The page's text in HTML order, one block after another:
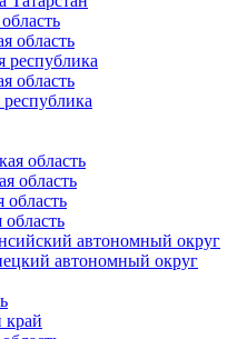
область
республика
область
область
область
область
автономный округ
автономный округ
край